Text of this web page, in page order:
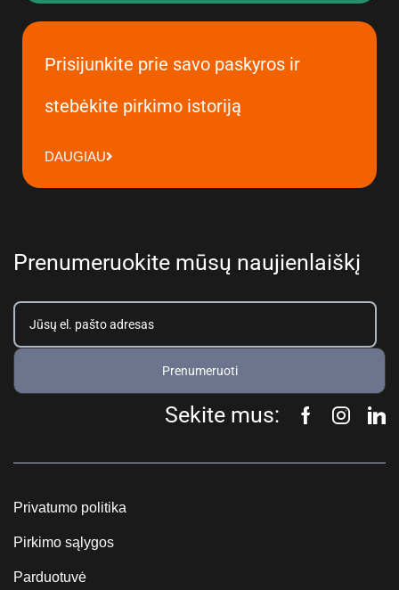
Prisijunkite prie savo paskyros ir
stebėkite pirkimo istoriją
DAUGIAU
Prenumeruokite mūsų naujienlaiškį
Prenumeruoti
Sekite mus:
Privatumo politika
Pirkimo sąlygos
Parduotuvė